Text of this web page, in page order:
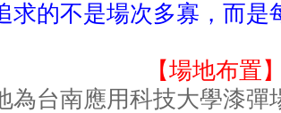
求的不是場次多寡，而是
【場地布置
為台南應用科技大學漆彈